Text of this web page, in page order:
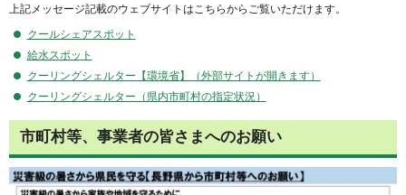
上記メッセージ記載のウェブサイトはこちらからご覧いただけます。
クールシェアスポット
給水スポット
クーリングシェルター【環境省】（外部サイトが開きます）
クーリングシェルター（県内市町村の指定状況）
市町村等、事業者の皆さまへのお願い